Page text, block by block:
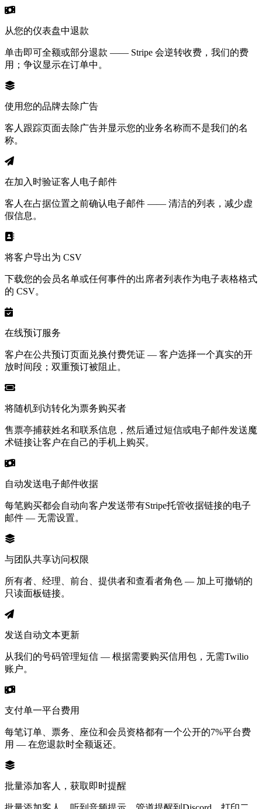
从您的仪表盘中退款
单击即可全额或部分退款 —— Stripe 会逆转收费，我们的费
用；争议显示在订单中。
使用您的品牌去除广告
客人跟踪页面去除广告并显示您的业务名称而不是我们的名
称。
在加入时验证客人电子邮件
客人在占据位置之前确认电子邮件 —— 清洁的列表，减少虚
假信息。
将客户导出为 CSV
下载您的会员名单或任何事件的出席者列表作为电子表格格式
的 CSV。
在线预订服务
客户在公共预订页面兑换付费凭证 — 客户选择一个真实的开
放时间段；双重预订被阻止。
将随机到访转化为票务购买者
售票亭捕获姓名和联系信息，然后通过短信或电子邮件发送魔
术链接让客户在自己的手机上购买。
自动发送电子邮件收据
每笔购买都会自动向客户发送带有Stripe托管收据链接的电子
邮件 — 无需设置。
与团队共享访问权限
所有者、经理、前台、提供者和查看者角色 — 加上可撤销的
只读面板链接。
发送自动文本更新
从我们的号码管理短信 — 根据需要购买信用包，无需Twilio
账户。
支付单一平台费用
每笔订单、票务、座位和会员资格都有一个公开的7%平台费
用 — 在您退款时全额返还。
批量添加客人，获取即时提醒